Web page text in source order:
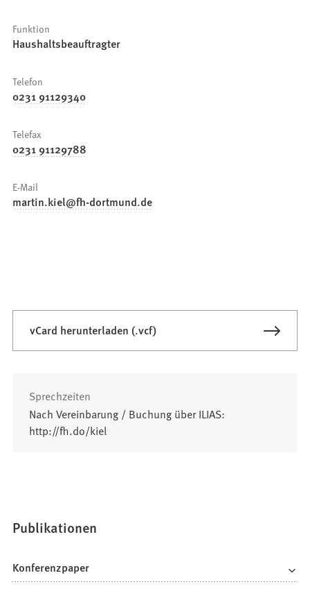
Funktion
Haushaltsbeauftragter
Telefon
0231 91129340
Telefax
0231 91129788
E-Mail
martin.kiel fh-dortmund de
vCard herunterladen (.vcf)
Sprechzeiten
Nach Vereinbarung / Buchung über ILIAS:
http://fh.do/kiel
Publikationen
Konferenzpaper